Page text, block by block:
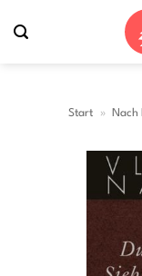
Inhalt
Start » Nach